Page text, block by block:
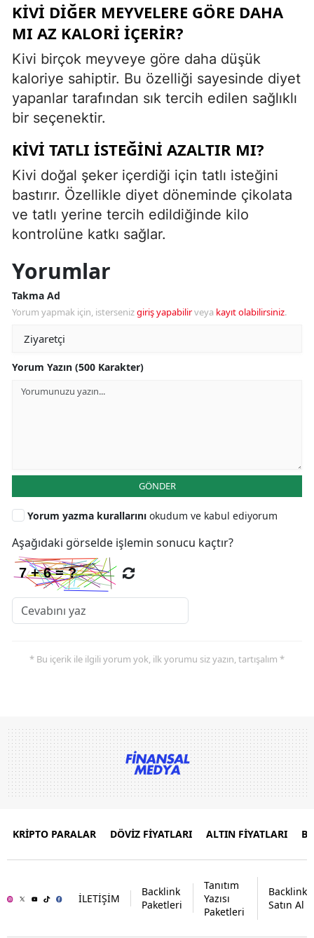
KIVI DIĞER MEYVELERE GÖRE DAHA
MI AZ KALORI IÇERIR?
Kivi birçok meyveye göre daha düşük
kaloriye sahiptir. Bu özelliği sayesinde diyet
yapanlar tarafından sık tercih edilen sağlıklı
bir seçenektir.
KIVI TATLI ISTEĞINI AZALTIR MI?
Kivi doğal şeker içerdiği için tatlı isteğini
bastırır. Özellikle diyet döneminde çikolata
ve tatlı yerine tercih edildiğinde kilo
kontrolüne katkı sağlar.
Yorumlar
Takma Ad
Yorum yapmak için, istersenizgiriş yapabilirveya kayıt olabilirsiniz.
Yorum Yazın (500 Karakter)
GÖNDER
Yorum yazma kurallarını okudum ve kabul ediyorum
Aşağıdaki görselde işlemin sonucu kaçtır?
* Bu içerik ile ilgili yorum yok, ilk yorumu siz yazın, tartışalım *
KRİPTO PARALAR DÖVİZ FİYATLARI ALTIN FİYATLARI
İLETİŞİM
Backlink
Paketleri
Tanıtım
Yazısı
Paketleri
Backlink
Satın Al